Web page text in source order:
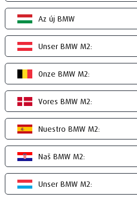
Az új BMW
Unser BMW M2:
Onze BMW M2:
Vores BMW M2:
Nuestro BMW M2:
Naš BMW M2:
Unser BMW M2: